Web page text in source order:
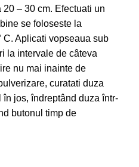
– 30 cm. Efectuati un
se foloseste la
C. Aplicati vopseaua sub
la intervale de câteva
nu mai inainte de
curatati duza
jos, îndreptând duza într-
butonul timp de